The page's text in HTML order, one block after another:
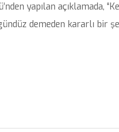
yapılan açıklamada,
demeden kararlı bir